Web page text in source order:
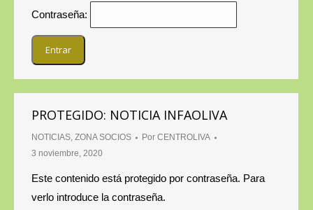
Contraseña:
PROTEGIDO: NOTICIA INFAOLIVA
NOTICIAS, ZONA SOCIOS Por CENTROLIVA
3 noviembre, 2020
Este contenido está protegido por contraseña. Para
verlo introduce la contraseña.